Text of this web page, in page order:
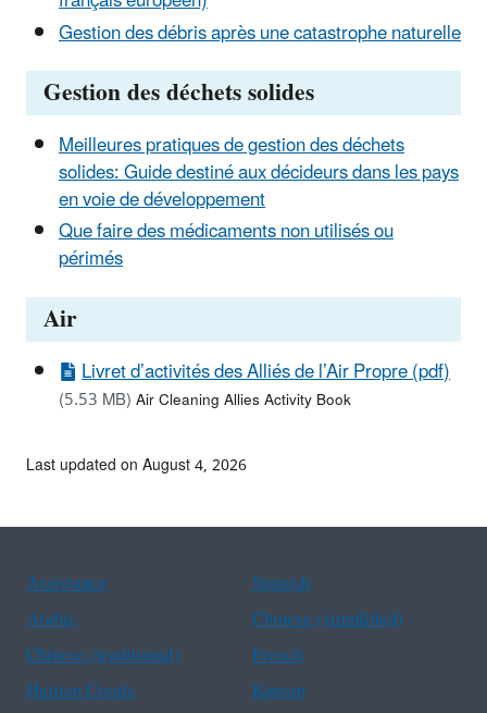
Gestion des débris après une catastrophe naturelle
Gestion des déchets solides
Meilleures pratiques de gestion des déchets
solides: Guide destiné aux décideurs dans les pays
en voie de développement
Que faire des médicaments non utilisés ou
périmés
Air
Livret d’activités des Alliés de l’Air Propre (pdf)
(5.53 MB)Air Cleaning Allies Activity Book
Last updated on August 4, 2026
Assistance
Spanish
Arabic
Chinese (simplified)
Chinese (traditional)
French
Haitian Creole
Korean